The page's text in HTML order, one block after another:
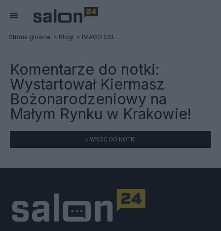
Strona główna Blogi IMAGO CSL
Komentarze do notki:
Wystartował Kiermasz
Bożonarodzeniowy na
Małym Rynku w Krakowie!
« WRÓĆ DO NOTKI